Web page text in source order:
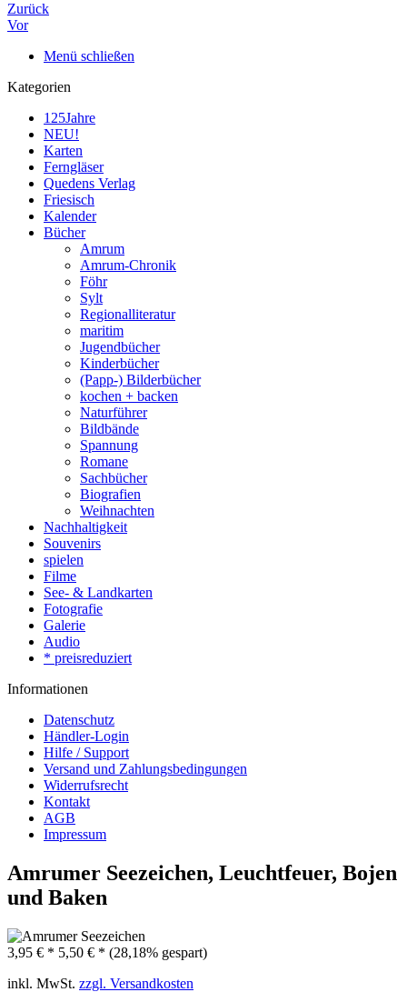
Zurück
Vor
Menü schließen
Kategorien
125Jahre
NEU!
Karten
Ferngläser
Quedens Verlag
Friesisch
Kalender
Bücher
Amrum
Amrum-Chronik
Föhr
Sylt
Regionalliteratur
maritim
Jugendbücher
Kinderbücher
(Papp-) Bilderbücher
kochen + backen
Naturführer
Bildbände
Spannung
Romane
Sachbücher
Biografien
Weihnachten
Nachhaltigkeit
Souvenirs
spielen
Filme
See- & Landkarten
Fotografie
Galerie
Audio
* preisreduziert
Informationen
Datenschutz
Händler-Login
Hilfe / Support
Versand und Zahlungsbedingungen
Widerrufsrecht
Kontakt
AGB
Impressum
Amrumer Seezeichen, Leuchtfeuer, Bojen
und Baken
3,95 € * 5,50 € * (28,18% gespart)
inkl. MwSt. zzgl. Versandkosten